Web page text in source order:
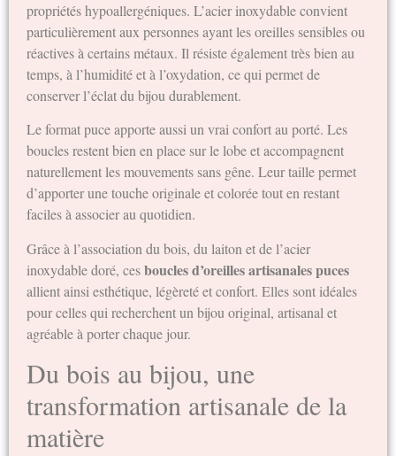
propriétés hypoallergéniques. L’acier inoxydable convient
particulièrement aux personnes ayant les oreilles sensibles ou
réactives à certains métaux. Il résiste également très bien au
temps, à l’humidité et à l’oxydation, ce qui permet de
conserver l’éclat du bijou durablement.
Le format puce apporte aussi un vrai confort au porté. Les
boucles restent bien en place sur le lobe et accompagnent
naturellement les mouvements sans gêne. Leur taille permet
d’apporter une touche originale et colorée tout en restant
faciles à associer au quotidien.
Grâce à l’association du bois, du laiton et de l’acier
inoxydable doré, cesboucles d’oreilles artisanales puces
allient ainsi esthétique, légèreté et confort. Elles sont idéales
pour celles qui recherchent un bijou original, artisanal et
agréable à porter chaque jour.
Du bois au bijou, une
transformation artisanale de la
matière